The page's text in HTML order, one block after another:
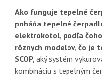
Ako funguje tepelné
poháňa tepelné
elektrokotol, podľa
rôznych modelov, čo je
SCOP, aký systém
kombináciu s tepelným